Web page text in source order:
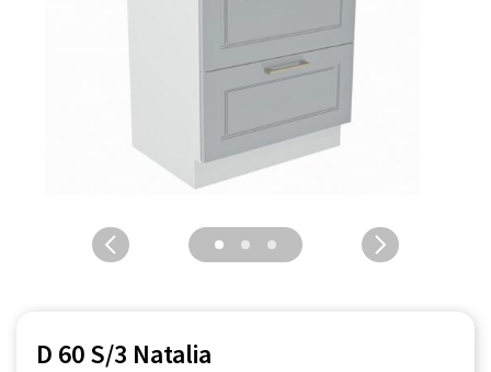
D 60 S/3 Natalia